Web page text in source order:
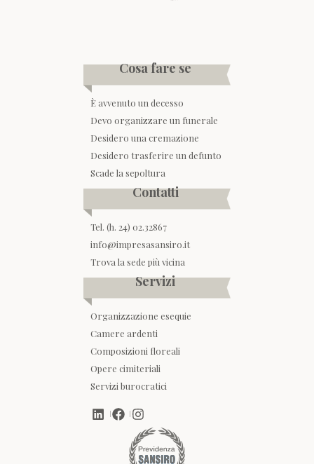
Cosa fare se
È avvenuto un decesso
Devo organizzare un funerale
Desidero una cremazione
Desidero trasferire un defunto
Scade la sepoltura
Contatti
Tel. (h. 24) 02.32867
info@impresasansiro.it
Trova la sede più vicina
Servizi
Organizzazione esequie
Camere ardenti
Composizioni floreali
Opere cimiteriali
Servizi burocratici